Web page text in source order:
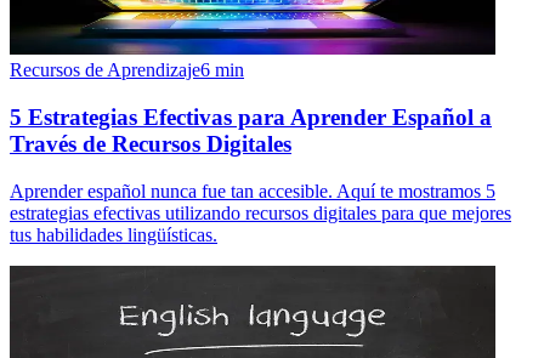
Recursos de Aprendizaje6 min
5 Estrategias Efectivas para Aprender Español a
Través de Recursos Digitales
Aprender español nunca fue tan accesible. Aquí te mostramos 5
estrategias efectivas utilizando recursos digitales para que mejores
tus habilidades lingüísticas.